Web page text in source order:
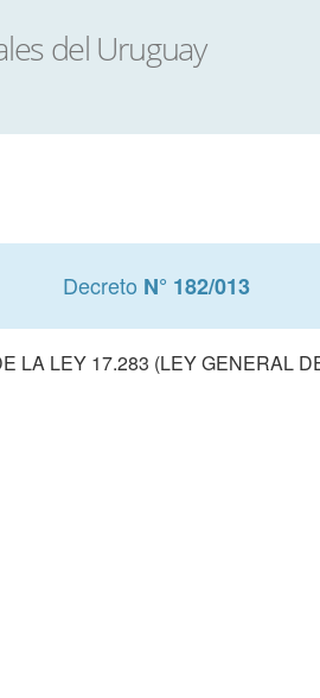
Decreto N° 182/013
LA LEY 17.283 (LEY GENERAL